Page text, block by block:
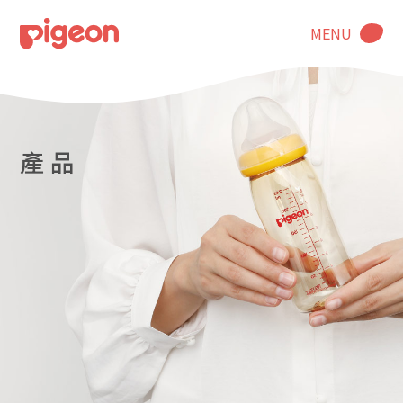
MENU
產 品